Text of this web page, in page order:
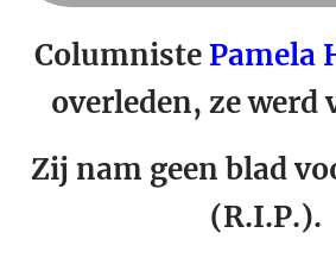
Columniste Pamela
overleden, ze werd
Zij nam geen blad
(R.I.P.).